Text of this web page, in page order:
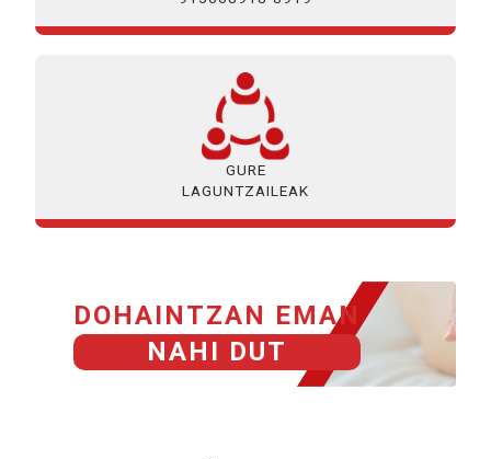
GURE
LAGUNTZAILEAK
DOHAINTZAN EMAN
NAHI DUT